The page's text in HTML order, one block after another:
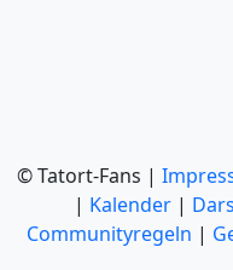
© Tatort-Fans |
| Kalender |
Communityregeln |